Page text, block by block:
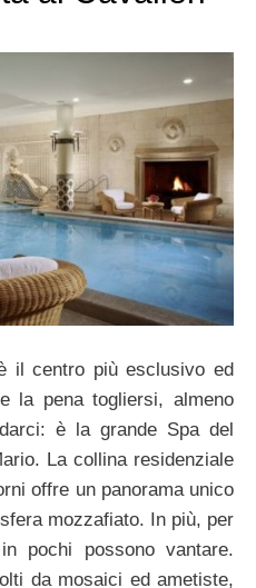
il centro più esclusivo ed
la pena togliersi, almeno
è la grande Spa del
La collina residenziale
offre un panorama unico
mozzafiato. In più, per
pochi possono vantare.
da mosaici ed ametiste,